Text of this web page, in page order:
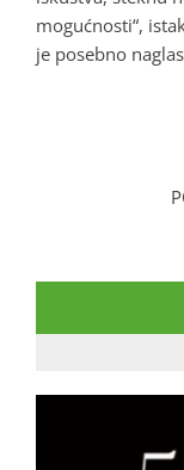
mogućnosti“,
je posebno